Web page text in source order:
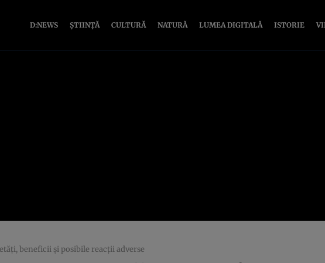
D:NEWS ȘTIINȚĂ CULTURĂ NATURĂ LUMEA DIGITALĂ ISTORIE
beneficii şi posibile reacţii adverse